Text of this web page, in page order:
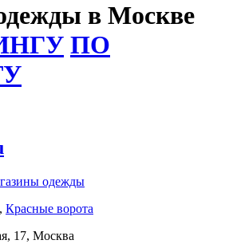
в Москве
ПО
одежды
, Красные ворота
17, Москва